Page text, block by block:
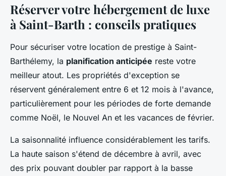
Réserver votre hébergement de luxe
à Saint-Barth : conseils pratiques
Pour sécuriser votre location de prestige à Saint-
Barthélemy, la planification anticipée reste votre
meilleur atout. Les propriétés d'exception se
réservent généralement entre 6 et 12 mois à l'avance,
particulièrement pour les périodes de forte demande
comme Noël, le Nouvel An et les vacances de février.
La saisonnalité influence considérablement les tarifs.
La haute saison s'étend de décembre à avril, avec
des prix pouvant doubler par rapport à la basse